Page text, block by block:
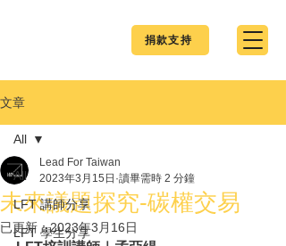
捐款支持
文章
All
LFT 講師分享
LFT 學生分享
All
未來議題探究-碳權交易
Lead For Taiwan
2023年3月15日 讀畢需時 2 分鐘
已更新：2023年3月16日